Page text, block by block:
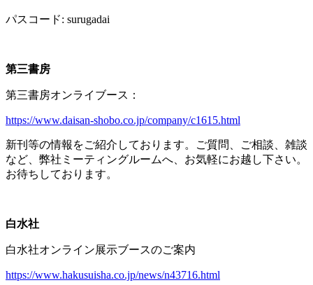
パスコード: surugadai
第三書房
第三書房オンライブース：
https://www.daisan-shobo.co.jp/company/c1615.html
新刊等の情報をご紹介しております。ご質問、ご相談、雑談
など、弊社ミーティングルームへ、お気軽にお越し下さい。
お待ちしております。
白水社
白水社オンライン展示ブースのご案内
https://www.hakusuisha.co.jp/news/n43716.html